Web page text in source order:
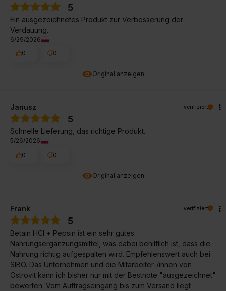
Original anzeigen
5
Ein ausgezeichnetes Produkt zur Verbesserung der
Verdauung.
6/29/2026
0
0
Original anzeigen
Janusz verifiziert
5
Schnelle Lieferung, das richtige Produkt.
5/26/2026
0
0
Frank verifiziert
5
Betain HCl + Pepsin ist ein sehr gutes
Nahrungsergänzungsmittel, was dabei behilflich ist, dass die
Nahrung richtig aufgespalten wird. Empfehlenswert auch bei
SIBO. Das Unternehmen und die Mitarbeiter-/innen von
Ostrovit kann ich bisher nur mit der Bestnote "ausgezeichnet"
bewerten. Vom Auftragseingang bis zum Versand liegt